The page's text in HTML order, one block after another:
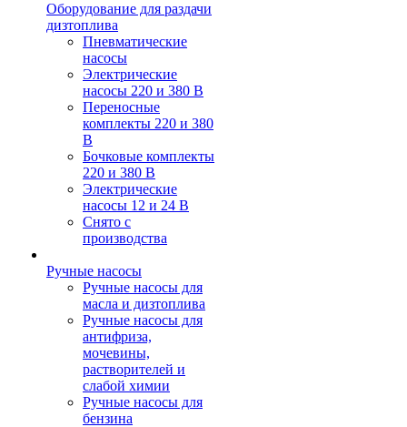
Оборудование для раздачи
дизтоплива
Пневматические
насосы
Электрические
насосы 220 и 380 В
Переносные
комплекты 220 и 380
В
Бочковые комплекты
220 и 380 В
Электрические
насосы 12 и 24 В
Снято с
производства
Ручные насосы
Ручные насосы для
масла и дизтоплива
Ручные насосы для
антифриза,
мочевины,
растворителей и
слабой химии
Ручные насосы для
бензина